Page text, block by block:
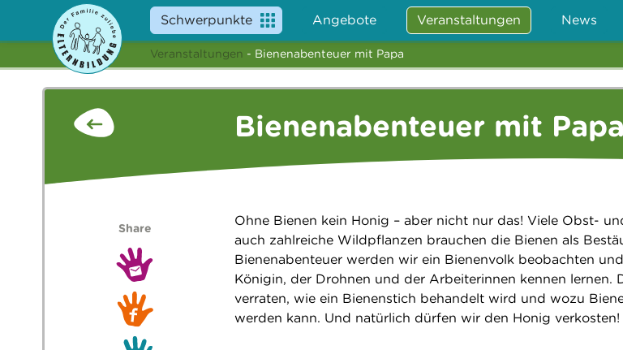
Schwerpunkte Angebote Veranstaltungen News
Veranstaltungen - Bienenabenteuer mit Papa
Bienenabenteuer mit Papa
Ohne Bienen kein Honig – aber nicht nur das! Viele Obst-
auch zahlreiche Wildpflanzen brauchen die Bienen als
Bienenabenteuer werden wir ein Bienenvolk beobachten
Königin, der Drohnen und der Arbeiterinnen kennen lernen.
verraten, wie ein Bienenstich behandelt wird und wozu
werden kann. Und natürlich dürfen wir den Honig verkosten!
Share